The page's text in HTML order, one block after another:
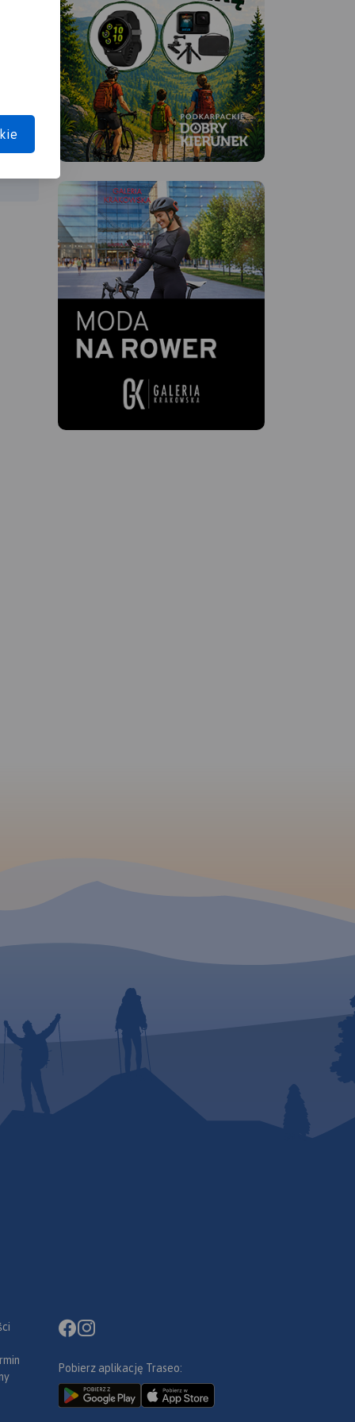
Pobierz aplikację Traseo: